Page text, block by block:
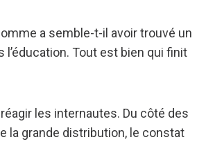
a semble-t-il avoir trouvé un
l’éducation. Tout est bien qui finit
les internautes. Du côté des
la grande distribution, le constat